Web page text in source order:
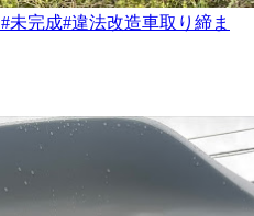
#未完成#違法改造車取り締ま